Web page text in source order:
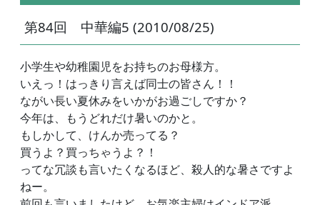
第84回 中華編5 (2010/08/25)
小学生や幼稚園児をお持ちのお母様方。
いえっ！はっきり言えば同士の皆さん！！
ながい長い夏休みをいかがお過ごしですか？
今年は、もうどれだけ暑いのかと。
もしかして、けんか売ってる？
買うよ？買っちゃうよ？！
ってな冗談も言いたくなるほど、殺人的な暑さですよ
ねー。